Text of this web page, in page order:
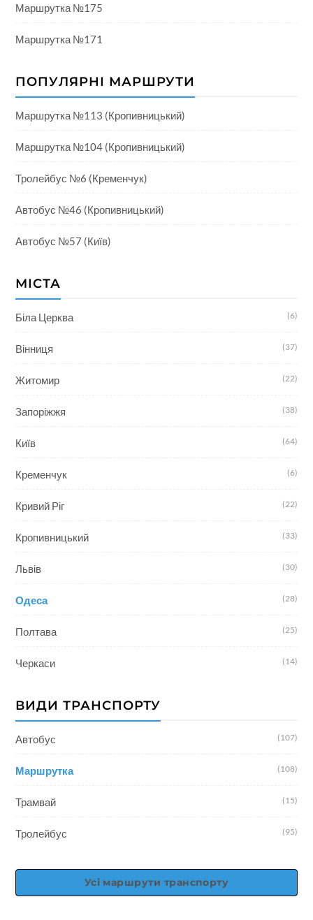
Маршрутка №175
Маршрутка №171
ПОПУЛЯРНІ МАРШРУТИ
Маршрутка №113 (Кропивницький)
Маршрутка №104 (Кропивницький)
Тролейбус №6 (Кременчук)
Автобус №46 (Кропивницький)
Автобус №57 (Київ)
МІСТА
Біла Церква (6)
Вінниця (37)
Житомир (22)
Запоріжжя (38)
Київ (64)
Кременчук (6)
Кривий Ріг (22)
Кропивницький (33)
Львів (30)
Одеса (28)
Полтава (25)
Черкаси (14)
ВИДИ ТРАНСПОРТУ
Автобус (107)
Маршрутка (108)
Трамвай (15)
Тролейбус (95)
Усі маршрути транспорту